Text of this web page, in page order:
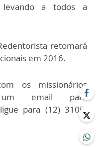
levando a todos a
retomará
em 2016.
os missionários
um email para
para (12) 3105-